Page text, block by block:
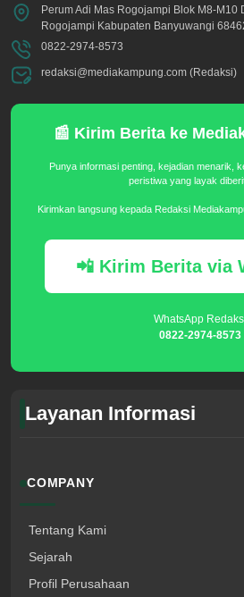
Perum Adi Mas Rogojampi Blok M8-M10
Rogojampi Kabupaten Banyuwangi
0822-2974-8573
redaksi@mediakampung.com (Redaksi)
📰 Kirim Berita ke
Punya informasi penting, kejadian menarik,
peristiwa yang layak
Kirimkan langsung kepada Redaksi
📲 Kirim Berita via
WhatsApp
0822-2974-8573
Layanan Informasi
COMPANY
Tentang Kami
Sejarah
Profil Perusahaan